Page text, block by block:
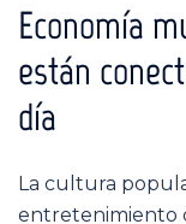
Economía
están
día
La cultura
entretenimiento